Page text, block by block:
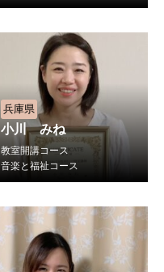
兵庫県
小川 みね
教室開講コース
音楽と福祉コース